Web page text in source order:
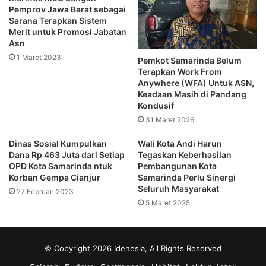
cukup signifikan dibanding harga di pasar tradisional.
Sejumlah komoditas yang dijual dalam kegiatan tersebut
meliputi beras, gula pasir, minyak goreng, telur ayam,
cabai, bawang merah, bawang putih, hingga produk
Para pedagang mengaku penjualan berlangsung cepat
Salah satu warga, Rina (38), mengaku terbantu dengan
adanya program tersebut.
Ia menyebut harga yang ditawarkan jauh lebih murah
Pemkot Perkuat Pengendalian Inflasi
Pemprov Jawa Barat sebagai
Sarana Terapkan Sistem
Merit untuk Promosi Jabatan
Asn
1 Maret 2023
Pemkot Samarinda Belum
Terapkan Work From
Anywhere (WFA) Untuk ASN,
Keadaan Masih di Pandang
Kondusif
31 Maret 2026
Dinas Sosial Kumpulkan
Dana Rp 463 Juta dari Setiap
OPD Kota Samarinda ntuk
Korban Gempa Cianjur
27 Februari 2023
Wali Kota Andi Harun
Tegaskan Keberhasilan
Pembangunan Kota
Samarinda Perlu Sinergi
Seluruh Masyarakat
5 Maret 2025
© Copyright 2026 Idenesia, All Rights Reserved